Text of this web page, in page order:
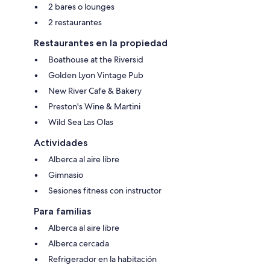
2 bares o lounges
2 restaurantes
Restaurantes en la propiedad
Boathouse at the Riversid
Golden Lyon Vintage Pub
New River Cafe & Bakery
Preston's Wine & Martini
Wild Sea Las Olas
Actividades
Alberca al aire libre
Gimnasio
Sesiones fitness con instructor
Para familias
Alberca al aire libre
Alberca cercada
Refrigerador en la habitación